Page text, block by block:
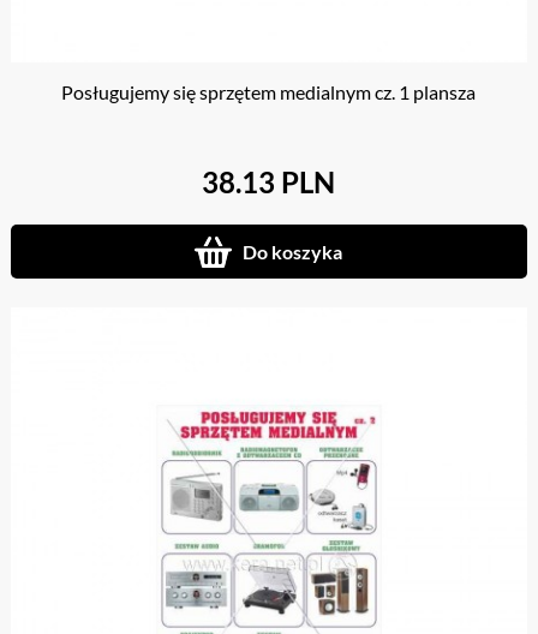
Posługujemy się sprzętem medialnym cz. 1 plansza
38.13 PLN
Do koszyka